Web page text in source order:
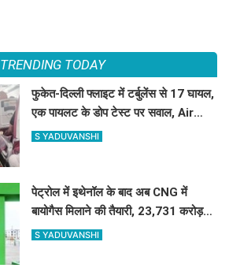
TRENDING TODAY
फुकेत-दिल्ली फ्लाइट में टर्बुलेंस से 17 घायल,
एक पायलट के डोप टेस्ट पर सवाल, Air
India ने क्या कहा?
S YADUVANSHI
पेट्रोल में इथेनॉल के बाद अब CNG में
बायोगैस मिलाने की तैयारी, 23,731 करोड़
की योजना को मंजूरी
S YADUVANSHI